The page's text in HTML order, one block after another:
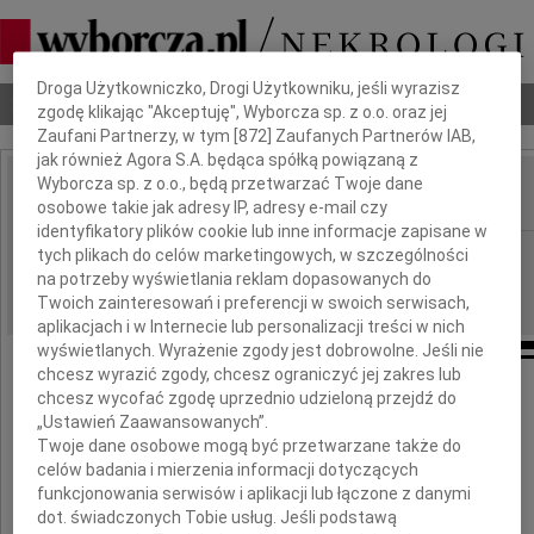
Nekrologi Odeszli Poradnik pogrzebowy
IMIĘ I NAZWISKO:
REGION: Bydgoszcz
DATA EMISJI: 31.07.2010
Drogiej Koleżance,
Prof. zw. dr hab.
Joannie Mianowskiej
Dbamy o Twoją prywatność
Droga Użytkowniczko, Drogi Użytkowniku, jeśli wyrazisz
zgodę klikając "Akceptuję", Wyborcza sp. z o.o. oraz jej
Zaufani Partnerzy, w tym [872 ] Zaufanych Partnerów IAB,
jak również Agora S.A. będąca spółką powiązaną z
Wyborcza sp. z o.o., będą przetwarzać Twoje dane
osobowe takie jak adresy IP, adresy e-mail czy
identyfikatory plików cookie lub inne informacje zapisane w
tych plikach do celów marketingowych, w szczególności
na potrzeby wyświetlania reklam dopasowanych do
Twoich zainteresowań i preferencji w swoich serwisach,
aplikacjach i w Internecie lub personalizacji treści w nich
wyświetlanych. Wyrażenie zgody jest dobrowolne. Jeśli nie
chcesz wyrazić zgody, chcesz ograniczyć jej zakres lub
chcesz wycofać zgodę uprzednio udzieloną przejdź do
„Ustawień Zaawansowanych”.
Twoje dane osobowe mogą być przetwarzane także do
celów badania i mierzenia informacji dotyczących
funkcjonowania serwisów i aplikacji lub łączone z danymi
dot. świadczonych Tobie usług. Jeśli podstawą